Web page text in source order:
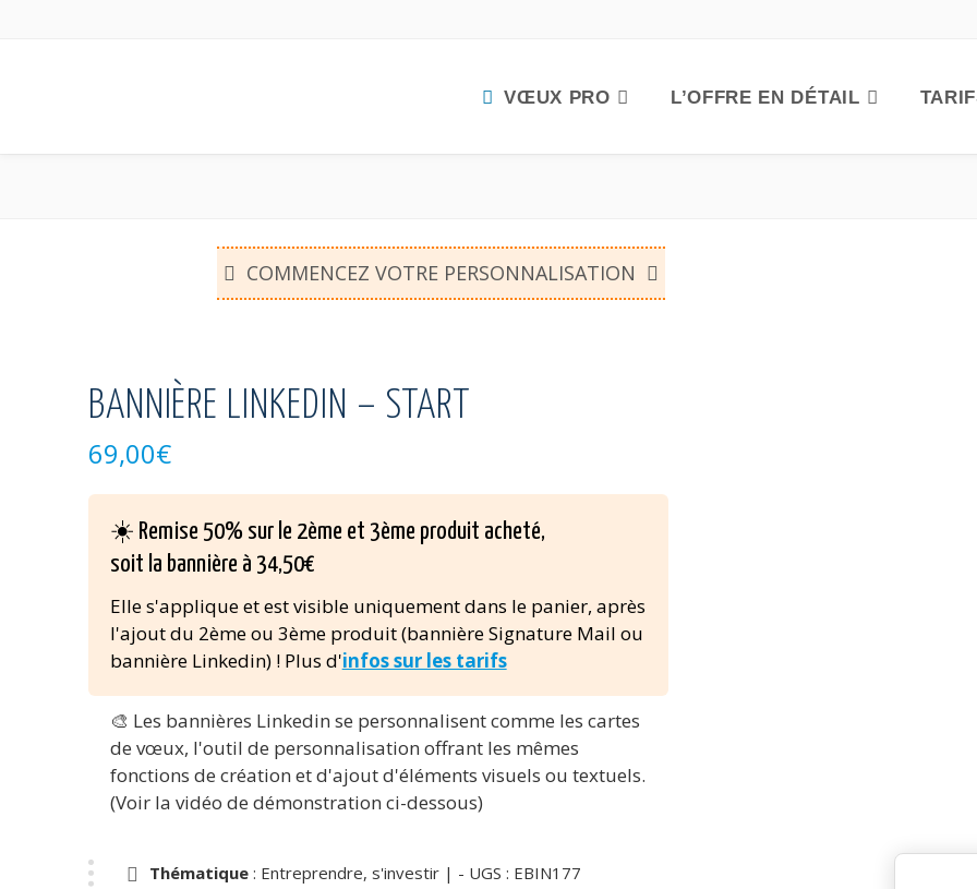
VŒUX PRO L’OFFRE EN DÉTAIL
COMMENCEZ VOTRE PERSONNALISATION
BANNIÈRE LINKEDIN – START
69,00€
☀️ Remise 50% sur le 2ème et 3ème produit acheté,
soit la bannière à 34,50€
Elle s'applique et est visible uniquement dans le panier, après
l'ajout du 2ème ou 3ème produit (bannière Signature Mail ou
bannière Linkedin) ! Plus d'infos sur les tarifs
🎨 Les bannières Linkedin se personnalisent comme les cartes
de vœux, l'outil de personnalisation offrant les mêmes
fonctions de création et d'ajout d'éléments visuels ou textuels.
(Voir la vidéo de démonstration ci-dessous)
Thématique: Entreprendre, s'investir | - UGS : EBIN177